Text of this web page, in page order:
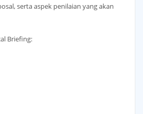
serta aspek penilaian yang akan
Briefing: